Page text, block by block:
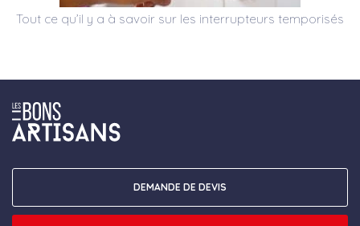
Tout ce qu’il y a à savoir sur les interrupteurs temporisés
DEMANDE DE DEVIS